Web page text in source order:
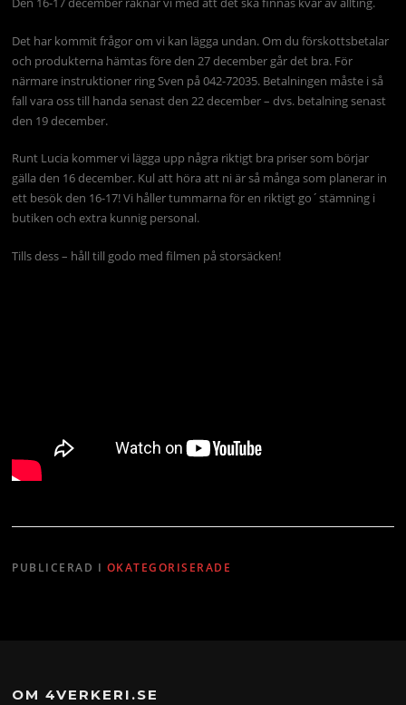
Det har kommit frågor om vi kan lägga undan. Om du förskottsbetalar
och produkterna hämtas före den 27 december går det bra. För
närmare instruktioner ring Sven på 042-72035. Betalningen måste i så
fall vara oss till handa senast den 22 december – dvs. betalning senast
den 19 december.
Runt Lucia kommer vi lägga upp några riktigt bra priser som börjar
gälla den 16 december. Kul att höra att ni är så många som planerar in
ett besök den 16-17! Vi håller tummarna för en riktigt go´stämning i
butiken och extra kunnig personal.
Tills dess – håll till godo med filmen på storsäcken!
PUBLICERAD I OKATEGORISERADE
OM 4VERKERI.SE